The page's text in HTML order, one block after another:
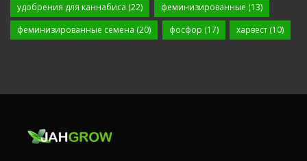
удобрения для каннабиса (22) феминизированные (13)
феминизированные семена (20) фосфор (17) харвест (10)